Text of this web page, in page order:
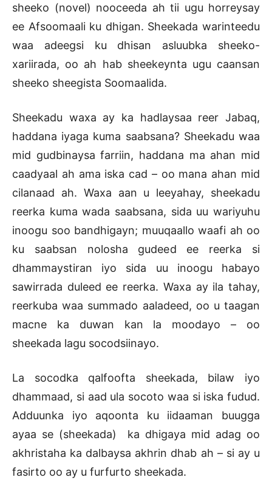
sheeko (novel) nooceeda ah tii ugu horreysay
ee Afsoomaali ku dhigan. Sheekada warinteedu
waa adeegsi ku dhisan asluubka sheeko-
xariirada, oo ah hab sheekeynta ugu caansan
sheeko sheegista Soomaalida.
Sheekadu waxa ay ka hadlaysaa reer Jabaq,
haddana iyaga kuma saabsana? Sheekadu waa
mid gudbinaysa farriin, haddana ma ahan mid
caadyaal ah ama iska cad – oo mana ahan mid
cilanaad ah. Waxa aan u leeyahay, sheekadu
reerka kuma wada saabsana, sida uu wariyuhu
inoogu soo bandhigayn; muuqaallo waafi ah oo
ku saabsan nolosha gudeed ee reerka si
dhammaystiran iyo sida uu inoogu habayo
sawirrada duleed ee reerka. Waxa ay ila tahay,
reerkuba waa summado aaladeed, oo u taagan
macne ka duwan kan la moodayo – oo
sheekada lagu socodsiinayo.
La socodka qalfoofta sheekada, bilaw iyo
dhammaad, si aad ula socoto waa si iska fudud.
Adduunka iyo aqoonta ku iidaaman buugga
ayaa se (sheekada) ka dhigaya mid adag oo
akhristaha ka dalbaysa akhrin dhab ah – si ay u
fasirto oo ay u furfurto sheekada.